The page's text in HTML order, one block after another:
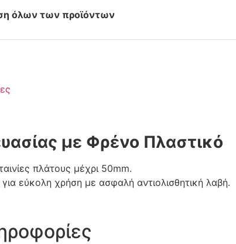
όλων των προϊόντων
με Φρένο Πλαστικό
πλάτους μέχρι 50mm.
εύκολη χρήση με ασφαλή αντιολισθητική λαβή.